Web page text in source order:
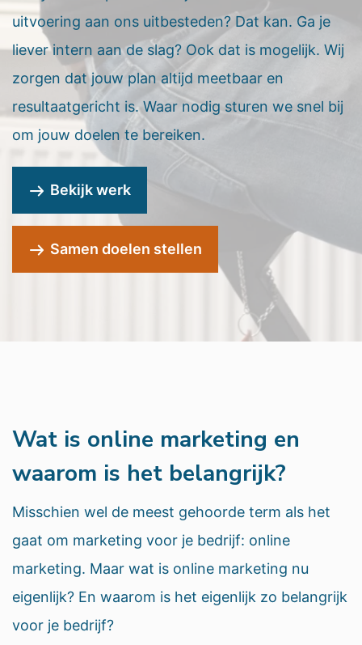
uitvoering aan ons uitbesteden? Dat kan. Ga je
liever intern aan de slag? Ook dat is mogelijk. Wij
zorgen dat jouw plan altijd meetbaar en
resultaatgericht is. Waar nodig sturen we snel bij
om jouw doelen te bereiken.
Bekijk werk
Samen doelen stellen
Wat is online marketing en
waarom is het belangrijk?
Misschien wel de meest gehoorde term als het
gaat om marketing voor je bedrijf: online
marketing. Maar wat is online marketing nu
eigenlijk? En waarom is het eigenlijk zo belangrijk
voor je bedrijf?